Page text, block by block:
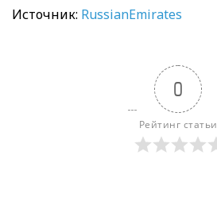
Источник: RussianEmirates
0
Рейтинг статьи